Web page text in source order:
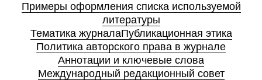
Примеры оформления списка используемой
литературы
Тематика журналаПубликационная этика
Политика авторского права в журнале
Аннотации и ключевые слова
Международный редакционный совет